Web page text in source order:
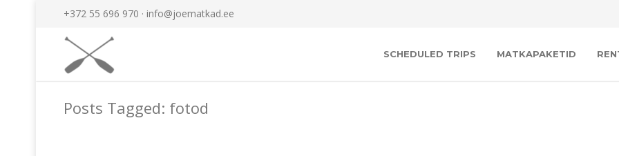
+372 55 696 970 · info@joematkad.ee
SCHEDULED TRIPS MATKAPAKETID
Posts Tagged: fotod